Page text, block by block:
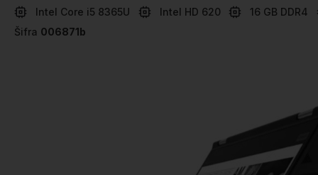
Intel Core i5 8365U Intel HD 620 16 GB DDR4
Šifra 006871b